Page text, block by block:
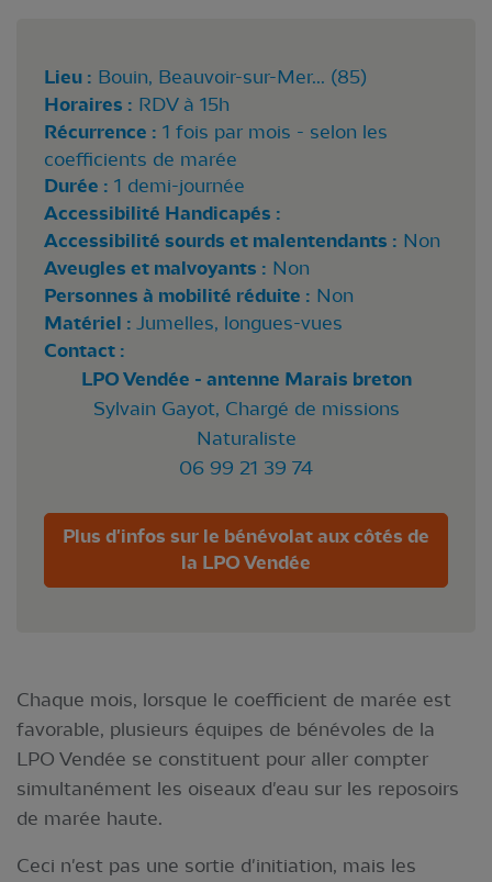
Lieu : Bouin, Beauvoir-sur-Mer... (85)
Horaires : RDV à 15h
Récurrence : 1 fois par mois - selon les
coefficients de marée
Durée : 1 demi-journée
Accessibilité Handicapés :
Accessibilité sourds et malentendants : Non
Aveugles et malvoyants : Non
Personnes à mobilité réduite : Non
Matériel : Jumelles, longues-vues
Contact :
LPO Vendée - antenne Marais breton
Sylvain Gayot, Chargé de missions
Naturaliste
06 99 21 39 74
Plus d'infos sur le bénévolat aux côtés de
la LPO Vendée
Chaque mois, lorsque le coefficient de marée est
favorable, plusieurs équipes de bénévoles de la
LPO Vendée se constituent pour aller compter
simultanément les oiseaux d'eau sur les reposoirs
de marée haute.
Ceci n'est pas une sortie d'initiation, mais les